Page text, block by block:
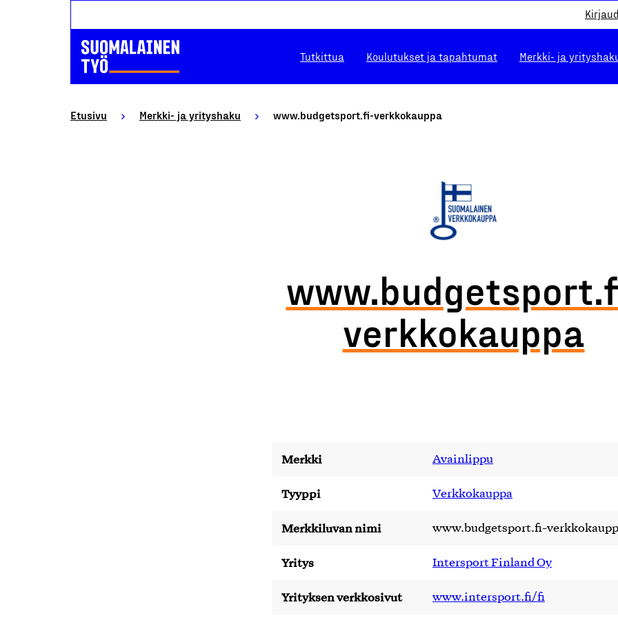
Tutkittua Koulutukset ja tapahtumat Merkki- ja
Etusivu Merkki- ja yrityshaku www.budgetsport.fi-verkkokauppa
verkkokauppa
Merkki Avainlippu
Tyyppi Verkkokauppa
Merkkiluvan nimi www.budgetsport.fi-
Yritys Intersport Finland Oy
Yrityksen verkkosivut www.intersport.fi/fi